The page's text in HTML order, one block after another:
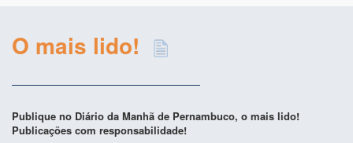
O mais lido!
Publique no Diário da Manhã de Pernambuco, o mais lido!
Publicações com responsabilidade!